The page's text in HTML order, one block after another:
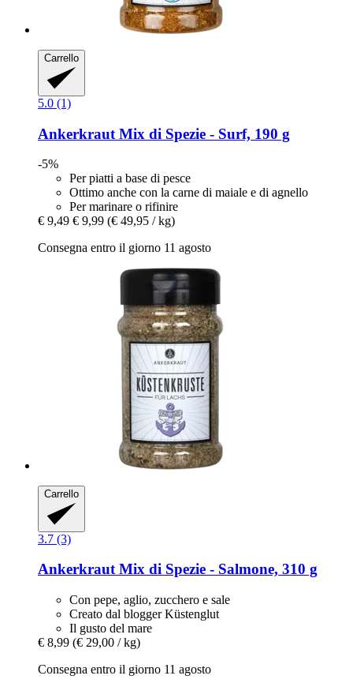
Carrello
5.0 (1)
Ankerkraut Mix di Spezie -​ Surf, 190 g
-5%
Per piatti a base di pesce
Ottimo anche con la carne di maiale e di agnello
Per marinare o rifinire
€ 9,49 € 9,99 (€ 49,95 / kg)
Consegna entro il giorno 11 agosto
Carrello
3.7 (3)
AnkerkrautMix di Spezie -​ Salmone, 310 g
Con pepe, aglio, zucchero e sale
Creato dal blogger Küstenglut
Il gusto del mare
€ 8,99 (€ 29,00 / kg)
Consegna entro il giorno 11 agosto